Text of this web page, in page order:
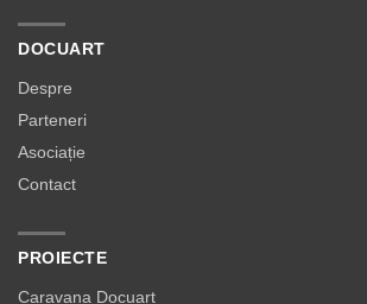
DOCUART
Despre
Parteneri
Asociație
Contact
PROIECTE
Caravana Docuart